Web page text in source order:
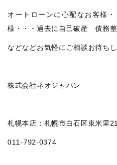
オートローンに心配なお客様
様・・・過去に自己破産 債務
などなどお気軽にご相談お待ち
株式会社ネオジャパン
札幌本店：札幌市白石区東米里
011‐792‐0374